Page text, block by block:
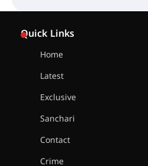
Quick Links
Home
Latest
Exclusive
Sanchari
Contact
Crime